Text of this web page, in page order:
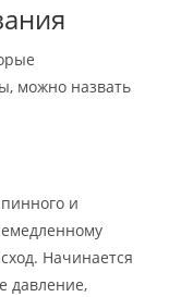
можно назвать
и
Начинается
давление,